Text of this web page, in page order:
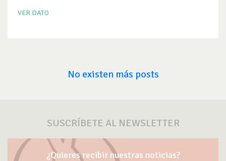
VER DATO
No existen más posts
SUSCRÍBETE AL NEWSLETTER
¿Quieres recibir nuestras noticias?